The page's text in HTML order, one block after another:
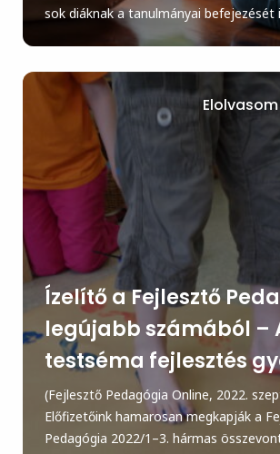
sok diáknak a tanulmányai befejezését
Ízelítő a Fejlesztő
legújabb számából –
testséma fejlesztés
(Fejlesztő Pedagógia Online, 2022.
Előfizetőink hamarosan megkapják a
Pedagógia 2022/1–3. hármas